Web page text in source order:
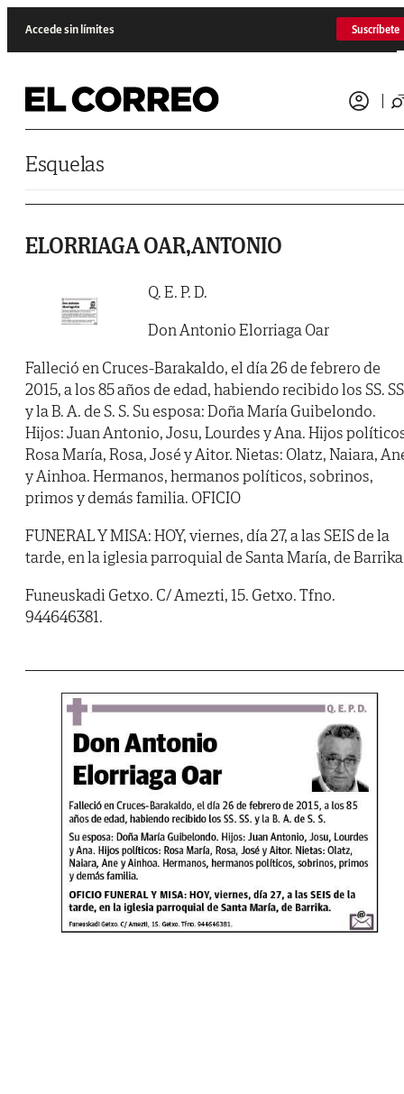
Accede sin límites Suscríbete
Esquelas
ELORRIAGA OAR,ANTONIO
Q. E. P. D.
Don Antonio Elorriaga Oar
Falleció en Cruces-Barakaldo, el día 26 de febrero de
2015, a los 85 años de edad, habiendo recibido los SS.
y la B. A. de S. S. Su esposa: Doña María Guibelondo.
Hijos: Juan Antonio, Josu, Lourdes y Ana. Hijos
Rosa María, Rosa, José y Aitor. Nietas: Olatz, Naiara,
y Ainhoa. Hermanos, hermanos políticos, sobrinos,
primos y demás familia. OFICIO
FUNERAL Y MISA: HOY, viernes, día 27, a las SEIS de la
tarde, en la iglesia parroquial de Santa María, de
Funeuskadi Getxo. C/ Amezti, 15. Getxo. Tfno.
944646381.